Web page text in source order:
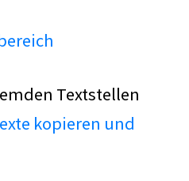
Textstellen
kopieren und